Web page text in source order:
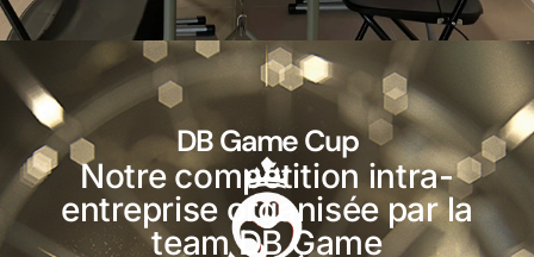
DB Game Cup
Notre compétition intra-
entreprise organisée par la
team DB Game